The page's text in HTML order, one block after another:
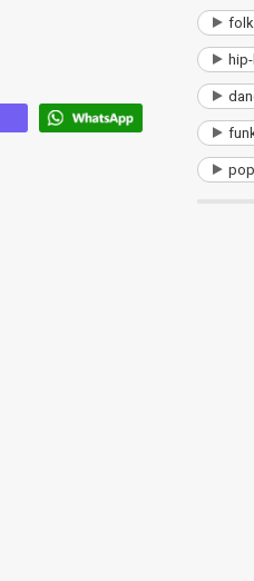
folk